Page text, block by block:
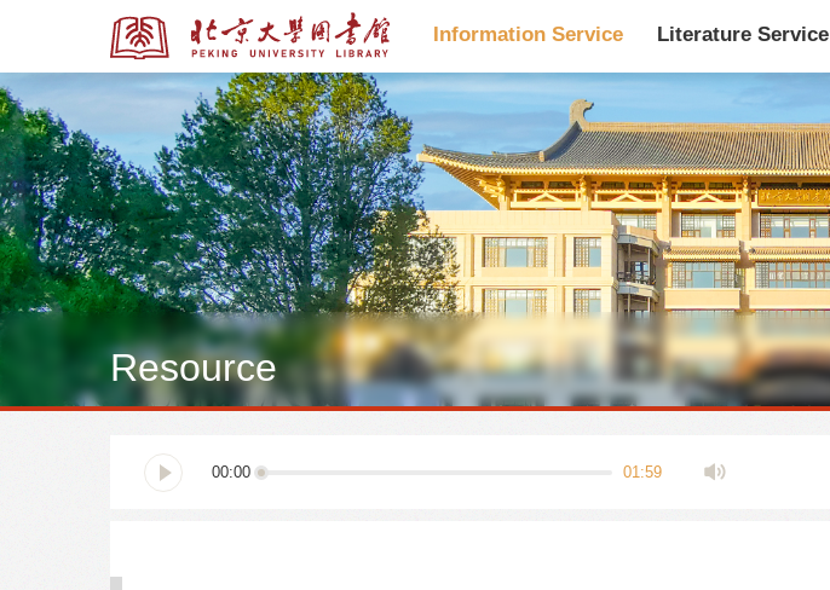
全部资源
全部资源 馆藏目录 论文、书、报告
多媒体资源 馆际互借-CASHL
学位论文 站内搜索
Information Service Literature Service
Resource
00:00 01:59